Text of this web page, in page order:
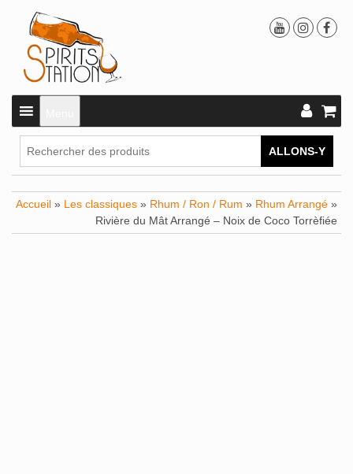
ALLONS-Y
Accueil » Les classiques » Rhum / Ron / Rum » Rhum Arrangé »
Rivière du Mât Arrangé – Noix de Coco Torrèfiée